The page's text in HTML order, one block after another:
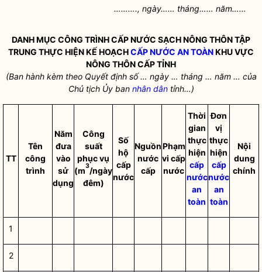
………., ngày…… tháng…… năm……
DANH MỤC CÔNG TRÌNH CẤP NƯỚC SẠCH NÔNG THÔN TẬP
TRUNG THỰC HIỆN KẾ HOẠCHCẤP NƯỚC AN TOÀNKHU VỰC
NÔNG THÔN CẤP TỈNH
(Ban hành kèm theo Quyết định số … ngày … tháng … năm … của
Chủ tịch Ủy ban nhân dântỉnh…)
TT
Tên
công
trình
Năm
đưa
vào
sử
dụng
Công
suất
phục vụ
(m3/ngày
đêm)
Số
hộ
cấp
nước
Nguồn
nước
cấp
Phạm
vi cấp
nước
Thời
gian
thực
hiện
cấp
nước
an
toàn
Đơn
vị
thực
hiện
cấp
nước
an
toàn
Nội
dung
chính
1
2